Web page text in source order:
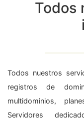
Todos
Todos nuestros
registros de
multidominios,
Servidores